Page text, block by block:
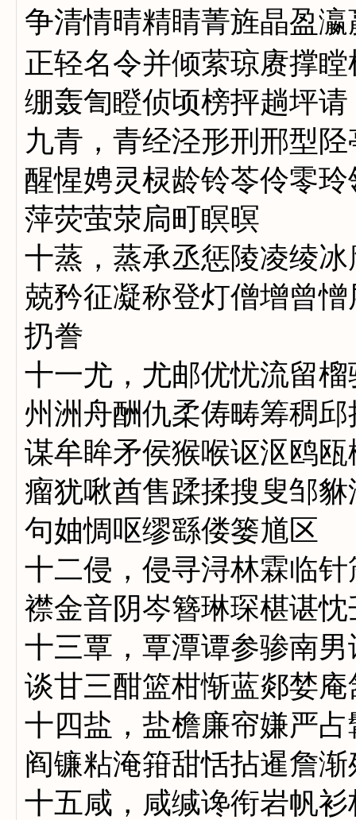
争清情晴精睛菁旌晶盈
正轻名令并倾萦琼赓撑
绷轰訇瞪侦顷榜抨趟坪请
九青，青经泾形刑邢型
醒惺娉灵棂龄铃苓伶零
萍荧萤荥扃町瞑暝
十蒸，蒸承丞惩陵凌绫
兢矜征凝称登灯僧增曾
扔誊
十一尤，尤邮优忧流留
州洲舟酬仇柔俦畴筹稠
谋牟眸矛侯猴喉讴沤鸥
瘤犹啾酋售蹂揉搜叟邹
句妯惆呕缪繇偻篓馗区
十二侵，侵寻浔林霖临
襟金音阴岑簪琳琛椹谌
十三覃，覃潭谭参骖南
谈甘三酣篮柑惭蓝郯婪庵
十四盐，盐檐廉帘嫌严
阎镰粘淹箝甜恬拈暹詹
十五咸，咸缄谗衔岩帆